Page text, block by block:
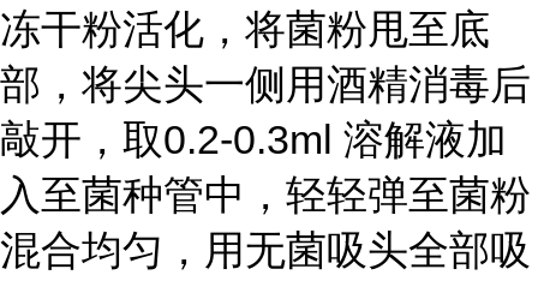
冻干粉活化，将菌粉甩至底
部，将尖头一侧用酒精消毒后
敲开，取0.2-0.3ml 溶解液加
入至菌种管中，轻轻弹至菌粉
混合均匀，用无菌吸头全部吸